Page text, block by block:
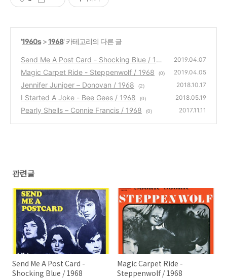
'1960s>1968' 카테고리의 다른 글
Send Me A Post Card - Shocking Blue / 196
8
(0)
2019.04.07
Magic Carpet Ride - Steppenwolf / 1968 (0) 2019.04.05
Jennifer Juniper – Donovan / 1968 (2) 2018.10.17
I Started A Joke - Bee Gees / 1968 (0) 2018.05.19
Pearly Shells – Connie Francis / 1968 (0) 2017.11.11
관련글
Send Me A Post Card -
Shocking Blue / 1968
Magic Carpet Ride -
Steppenwolf / 1968